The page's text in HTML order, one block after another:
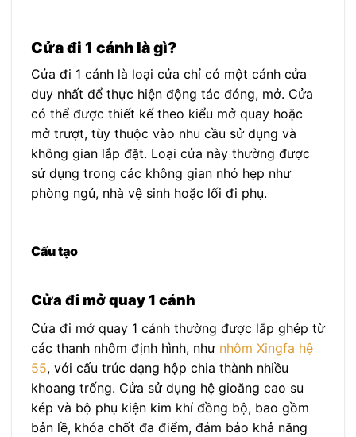
Cửa đi 1 cánh là gì?
Cửa đi 1 cánh là loại cửa chỉ có một cánh cửa
duy nhất để thực hiện động tác đóng, mở. Cửa
có thể được thiết kế theo kiểu mở quay hoặc
mở trượt, tùy thuộc vào nhu cầu sử dụng và
không gian lắp đặt. Loại cửa này thường được
sử dụng trong các không gian nhỏ hẹp như
phòng ngủ, nhà vệ sinh hoặc lối đi phụ.
Cấu tạo
Cửa đi mở quay 1 cánh
Cửa đi mở quay 1 cánh thường được lắp ghép từ
các thanh nhôm định hình, như nhôm Xingfa hệ
55, với cấu trúc dạng hộp chia thành nhiều
khoang trống. Cửa sử dụng hệ gioăng cao su
kép và bộ phụ kiện kim khí đồng bộ, bao gồm
bản lề, khóa chốt đa điểm, đảm bảo khả năng